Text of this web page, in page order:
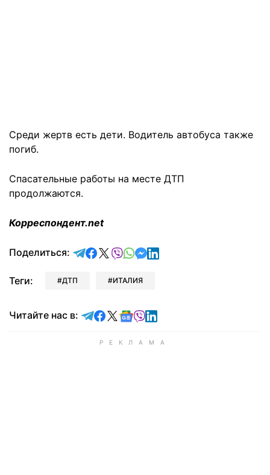
Среди жертв есть дети. Водитель автобуса также
погиб.
Спасательные работы на месте ДТП
продолжаются.
Корреспондент.net
Поделиться: отправить в Telegram
поделиться в Facebook
поделиться в X
отправить в Viber
отправить в Whatsapp
отправить в Messenger
отправить в LinkedIn
Теги: ДТП ИТАЛИЯ
Читайте нас в: Читайте в Telegram
Читайте в Facebook
Читайте в X
Читайте в Google news
Читайте в Viber
Читайте в LinkedIn